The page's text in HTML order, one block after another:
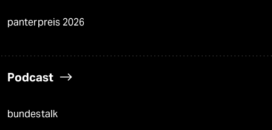
panterpreis 2026
Podcast
bundestalk